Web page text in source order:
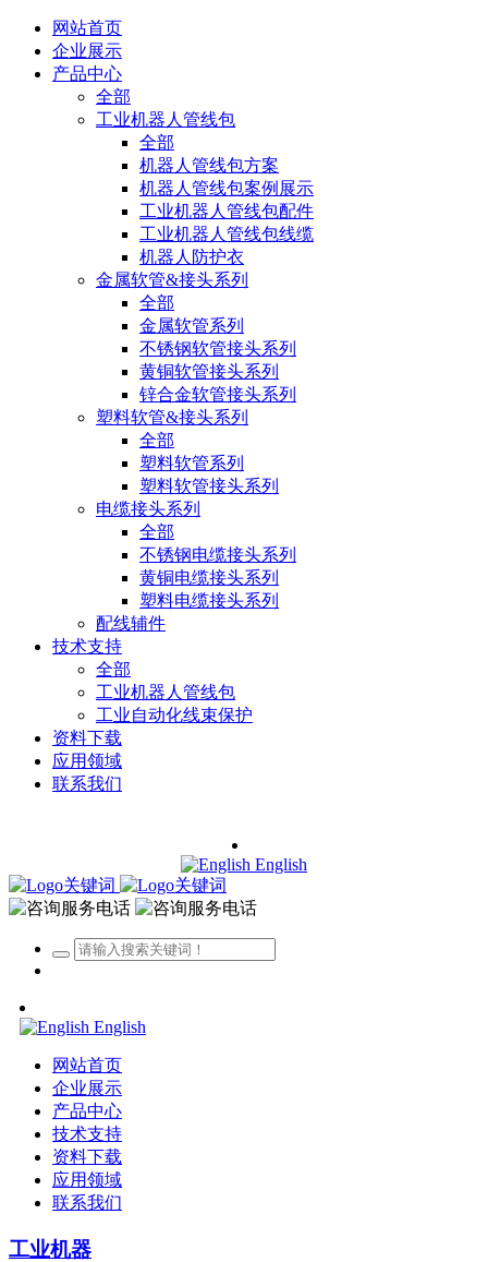
网站首页
企业展示
产品中心
全部
工业机器人管线包
全部
机器人管线包方案
机器人管线包案例展示
工业机器人管线包配件
工业机器人管线包线缆
机器人防护衣
金属软管&接头系列
全部
金属软管系列
不锈钢软管接头系列
黄铜软管接头系列
锌合金软管接头系列
塑料软管&接头系列
全部
塑料软管系列
塑料软管接头系列
电缆接头系列
全部
不锈钢电缆接头系列
黄铜电缆接头系列
塑料电缆接头系列
配线辅件
技术支持
全部
工业机器人管线包
工业自动化线束保护
资料下载
应用领域
联系我们
English
English
网站首页
企业展示
产品中心
技术支持
资料下载
应用领域
联系我们
工业机器